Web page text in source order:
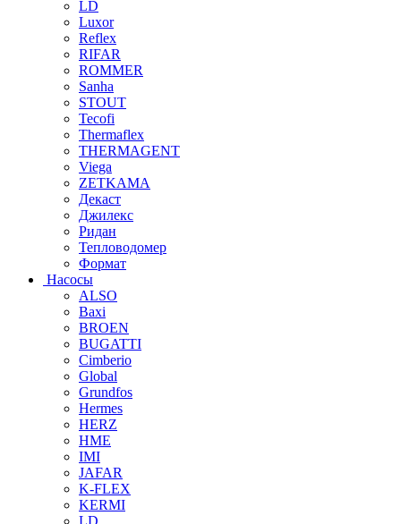
LD
Luxor
Reflex
RIFAR
ROMMER
Sanha
STOUT
Tecofi
Thermaflex
THERMAGENT
Viega
ZETKAMA
Декаст
Джилекс
Ридан
Тепловодомер
Формат
Насосы
ALSO
Baxi
BROEN
BUGATTI
Cimberio
Global
Grundfos
Hermes
HERZ
HME
IMI
JAFAR
K-FLEX
KERMI
LD